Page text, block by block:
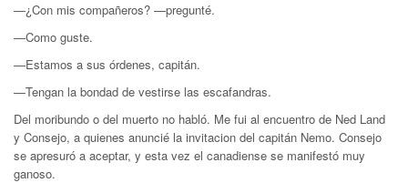
—¿Con mis compañeros? —pregunté.
—Como guste.
—Estamos a sus órdenes, capitán.
—Tengan la bondad de vestirse las escafandras.
Del moribundo o del muerto no habló. Me fui al encuentro de Ned Land
y Consejo, a quienes anuncié la invitacion del capitán Nemo. Consejo
se apresuró a aceptar, y esta vez el canadiense se manifestó muy
ganoso.